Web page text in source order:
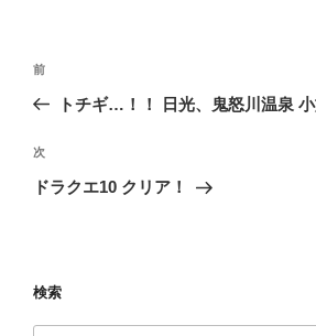
投
ビ
ゲ
ン
過
去
投
稿
前
トチギ…！！ 日光、鬼怒川温泉
次
の
次
ドラクエ10 クリア！
検索